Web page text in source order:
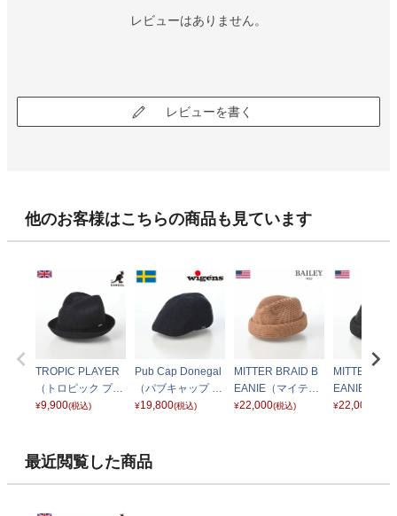
レビューはありません。
レビューを書く
他のお客様はこちらの商品も見ています
TROPIC PLAYER
（トロピック プレ
イヤー） ブラック
¥9,900(税込)
Pub Cap Donegal
（パブキャップ ド
ネガル）W101722
¥19,800(税込)
MITTER BRAID B
EANIE（マイテル
ブレードビーニ
¥22,000(税込)
MITTER
EANIE（マ
ブレードビ
¥22,000
最近閲覧した商品